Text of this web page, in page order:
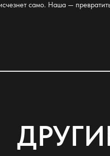
само. Наша —